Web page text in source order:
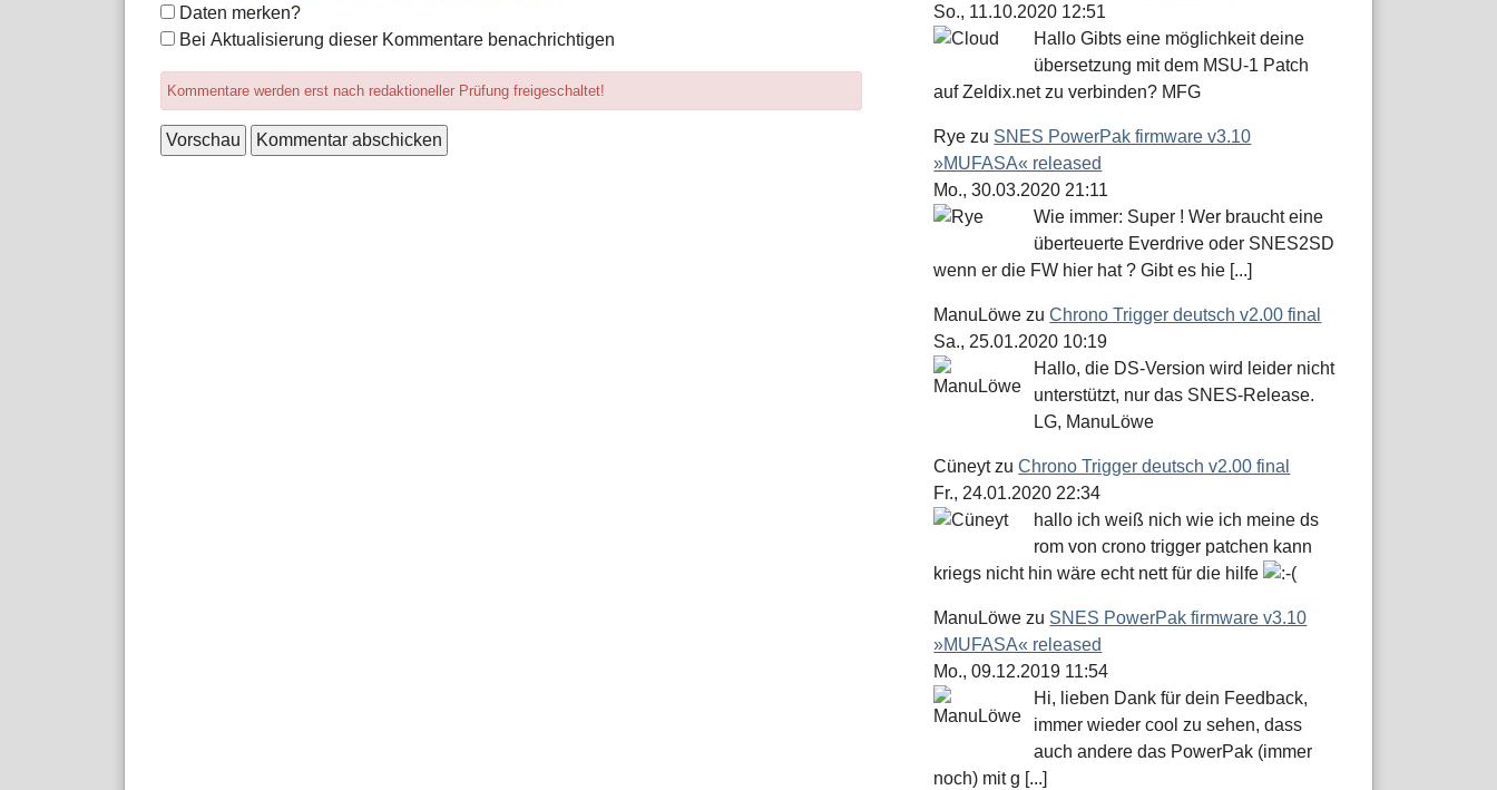
Formular-
Optionen
Daten merken?
Bei Aktualisierung dieser Kommentare benachrichtigen
Kommentare werden erst nach redaktioneller Prüfung freigeschaltet!
So., 11.10.2020 12:51
Hallo Gibts eine möglichkeit deine
übersetzung mit dem MSU-1 Patch
auf Zeldix.net zu verbinden? MFG
Rye zu SNES PowerPak firmware v3.10
»MUFASA« released
Mo., 30.03.2020 21:11
Wie immer: Super ! Wer braucht eine
überteuerte Everdrive oder SNES2SD
wenn er die FW hier hat ? Gibt es hie [...]
ManuLöwe zuChrono Trigger deutsch v2.00 final
Sa., 25.01.2020 10:19
Hallo, die DS-Version wird leider nicht
unterstützt, nur das SNES-Release.
LG, ManuLöwe
CüneytzuChrono Trigger deutsch v2.00 final
Fr., 24.01.2020 22:34
hallo ich weiß nich wie ich meine ds
rom von crono trigger patchen kann
kriegs nicht hin wäre echt nett für die hilfe
ManuLöwe zu SNES PowerPak firmware v3.10
»MUFASA« released
Mo., 09.12.2019 11:54
Hi, lieben Dank für dein Feedback,
immer wieder cool zu sehen, dass
auch andere das PowerPak (immer
noch) mit g [...]